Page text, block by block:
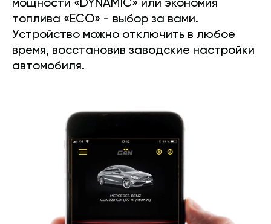
мощности «DYNAMIC» или экономия
топлива «ECO» - выбор за вами.
Устройство можно отключить в любое
время, восстановив заводские настройки
автомобиля.